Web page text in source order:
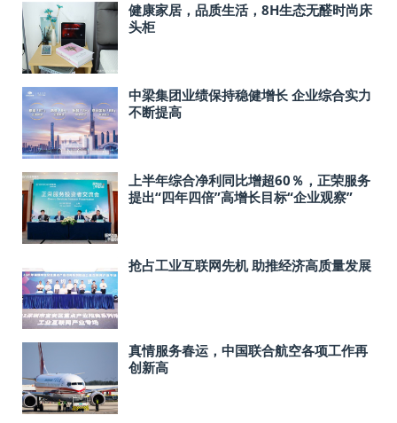
健康家居，品质生活，8H生态无醛时尚床
头柜
中梁集团业绩保持稳健增长 企业综合实力
不断提高
上半年综合净利同比增超60％，正荣服务
提出“四年四倍”高增长目标“企业观察”
抢占工业互联网先机 助推经济高质量发展
真情服务春运，中国联合航空各项工作再
创新高